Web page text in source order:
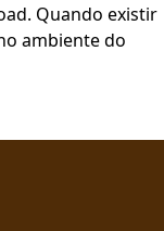
Quando existir
ambiente do